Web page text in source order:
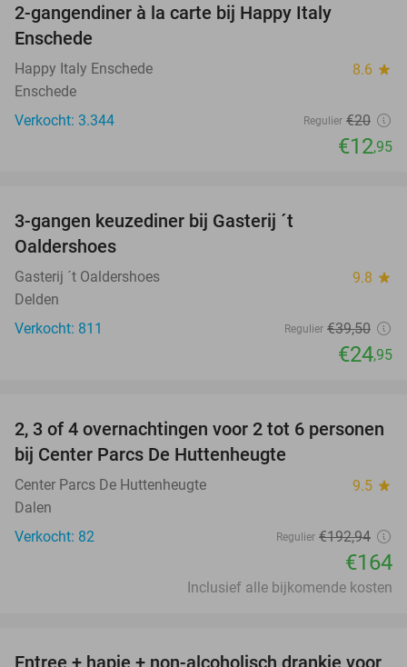
2-gangendiner à la carte bij Happy Italy
Enschede
Happy Italy Enschede 8.6 star
Enschede
Verkocht: 3.344
Regulier €20
€12,95
3-gangen keuzediner bij Gasterij ´t
Oaldershoes
Gasterij ´t Oaldershoes 9.8 star
Delden
Verkocht: 811
Regulier €39,50
€24,95
15%
2, 3 of 4 overnachtingen voor 2 tot 6 personen
bij Center Parcs De Huttenheugte
Center Parcs De Huttenheugte 9.5 star
Dalen
Verkocht: 82
Regulier €192,94
€164
Inclusief alle bijkomende kosten
Entree + hapje + non-alcoholisch drankje voor